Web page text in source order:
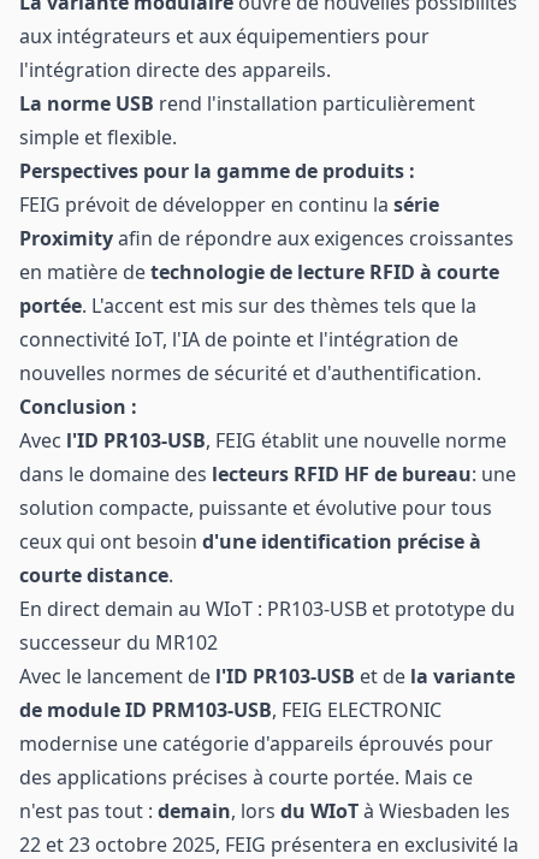
aux intégrateurs et aux équipementiers pour
l'intégration directe des appareils.
La norme USB rend l'installation particulièrement
simple et flexible.
Perspectives pour la gamme de produits :
FEIG prévoit de développer en continu la série
Proximityafin de répondre aux exigences croissantes
en matière detechnologie de lecture RFID à courte
portée. L'accent est mis sur des thèmes tels que la
connectivité IoT, l'IA de pointe et l'intégration de
nouvelles normes de sécurité et d'authentification.
Conclusion :
Avec l'ID PR103-USB, FEIG établit une nouvelle norme
dans le domaine des lecteurs RFID HF de bureau: une
solution compacte, puissante et évolutive pour tous
ceux qui ont besoin d'une identification précise à
courte distance.
En direct demain au WIoT : PR103-USB et prototype du
successeur du MR102
Avec le lancement de l'ID PR103-USB et de la variante
de module ID PRM103-USB, FEIG ELECTRONIC
modernise une catégorie d'appareils éprouvés pour
des applications précises à courte portée. Mais ce
n'est pas tout : demain, lors du WIoTà Wiesbaden les
22 et 23 octobre 2025, FEIG présentera en exclusivité la